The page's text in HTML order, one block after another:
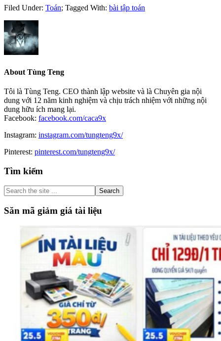
Filed Under: Toán; Tagged With: bài tập toán
About Tùng Teng
Tôi là Tùng Teng. CEO thành lập website và là Chuyên gia nội
dung với 12 năm kinh nghiệm và chịu trách nhiệm với những nội
dung hữu ích mang lại.
Facebook: facebook.com/caca9x
Instagram: instagram.com/tungteng9x/
Pinterest: pinterest.com/tungteng9x/
Primary
Sidebar
Tìm kiếm
Search
the
site
...
Săn mã giảm giá tài liệu